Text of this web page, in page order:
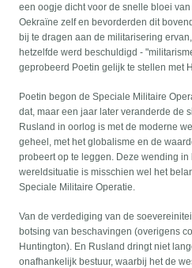
een oogje dicht voor de snelle bloei
Oekraïne zelf en bevorderden dit
bij te dragen aan de militarisering
hetzelfde werd beschuldigd -
geprobeerd Poetin gelijk te stellen met
Poetin begon de Speciale Militaire
dat, maar een jaar later veranderde de
Rusland in oorlog is met de moderne
geheel, met het globalisme en de
probeert op te leggen. Deze wending
wereldsituatie is misschien wel het
Speciale Militaire Operatie.
Van de verdediging van de
botsing van beschavingen (overigens
Huntington). En Rusland dringt niet
onafhankelijk bestuur, waarbij het de